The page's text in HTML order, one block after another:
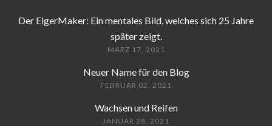
Der EigerMaker: Ein mentales Bild, welches sich 25 Jahre
später zeigt.
MÄRZ 17, 2021
Neuer Name für den Blog
FEBRUAR 02, 2021
Wachsen und Reifen
JANUAR 28, 2021